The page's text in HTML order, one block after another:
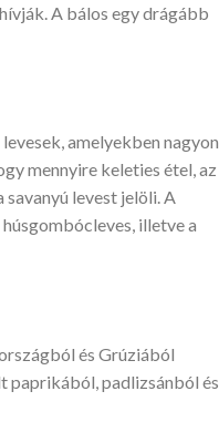
A bálos egy drágább
amelyekben nagyon
mennyire keleties étel, az
levest jelöli. A
illetve a
és Grúziából
paprikából, padlizsánból és